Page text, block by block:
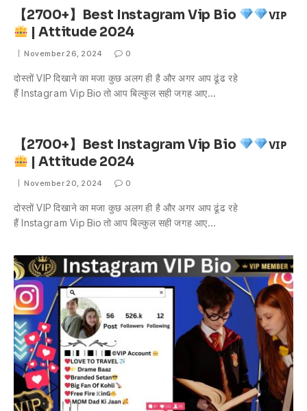
【2700+】Best Instagram Vip Bio
ᴠɪᴘ
| Attitude 2024
November 26, 2024 0
दोस्तों VIP दिखाने का मजा कुछ अलग ही है और अगर आप ढूंढ रहे
हैं Instagram Vip Bio तो आप बिल्कुल सही जगह आए…
【2700+】Best Instagram Vip Bio
ᴠɪᴘ
| Attitude 2024
November 20, 2024 0
दोस्तों VIP दिखाने का मजा कुछ अलग ही है और अगर आप ढूंढ रहे
हैं Instagram Vip Bio तो आप बिल्कुल सही जगह आए…